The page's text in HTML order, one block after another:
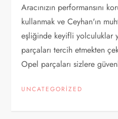
Aracınızın performansını
kullanmak ve Ceyhan'ın
eşliğinde keyifli yolculuklar
parçaları tercih etmekten
Opel parçaları sizlere
UNCATEGORIZED